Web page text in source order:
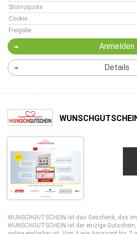
Stornoquote
Cookie
Freigabe
Anmelden
Details
WUNSCHGUTSCHEIN ist das Geschenk, das
WUNSCHGUTSCHEIN ist der einzige